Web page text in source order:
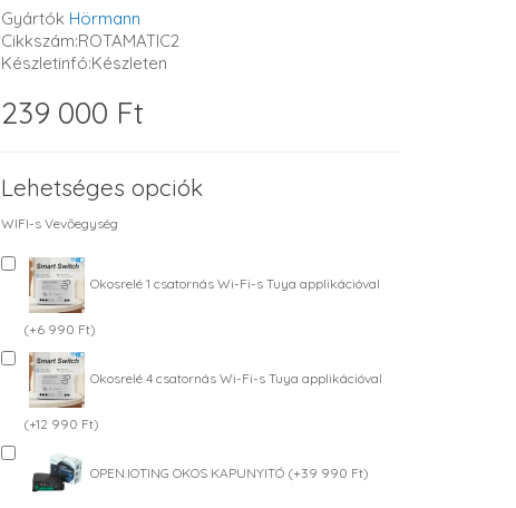
Gyártók Hörmann
Cikkszám:ROTAMATIC2
Készletinfó:Készleten
239 000 Ft
Lehetséges opciók
WIFI-s Vevőegység
Okosrelé 1 csatornás Wi-Fi-s Tuya applikációval
(+6 990 Ft)
Okosrelé 4 csatornás Wi-Fi-s Tuya applikációval
(+12 990 Ft)
OPEN.IOTING OKOS KAPUNYITÓ (+39 990 Ft)